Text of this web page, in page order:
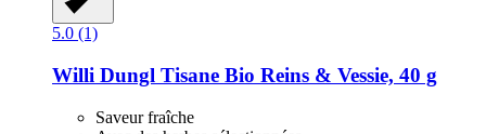
5.0 (1)
Willi Dungl Tisane Bio Reins & Vessie, 40 g
Saveur fraîche